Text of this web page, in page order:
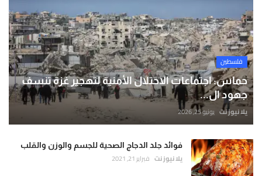
فلسطين
حماس: اجتماعات الاحتلال الأمنية لتهجير غزة تنسف
جهود ال...
يلا نيوز نت يونيو 25, 2026
فوائد جلد الدجاج الصحية للجسم والوزن والقلب
يلا نيوز نت فبراير 21, 2021